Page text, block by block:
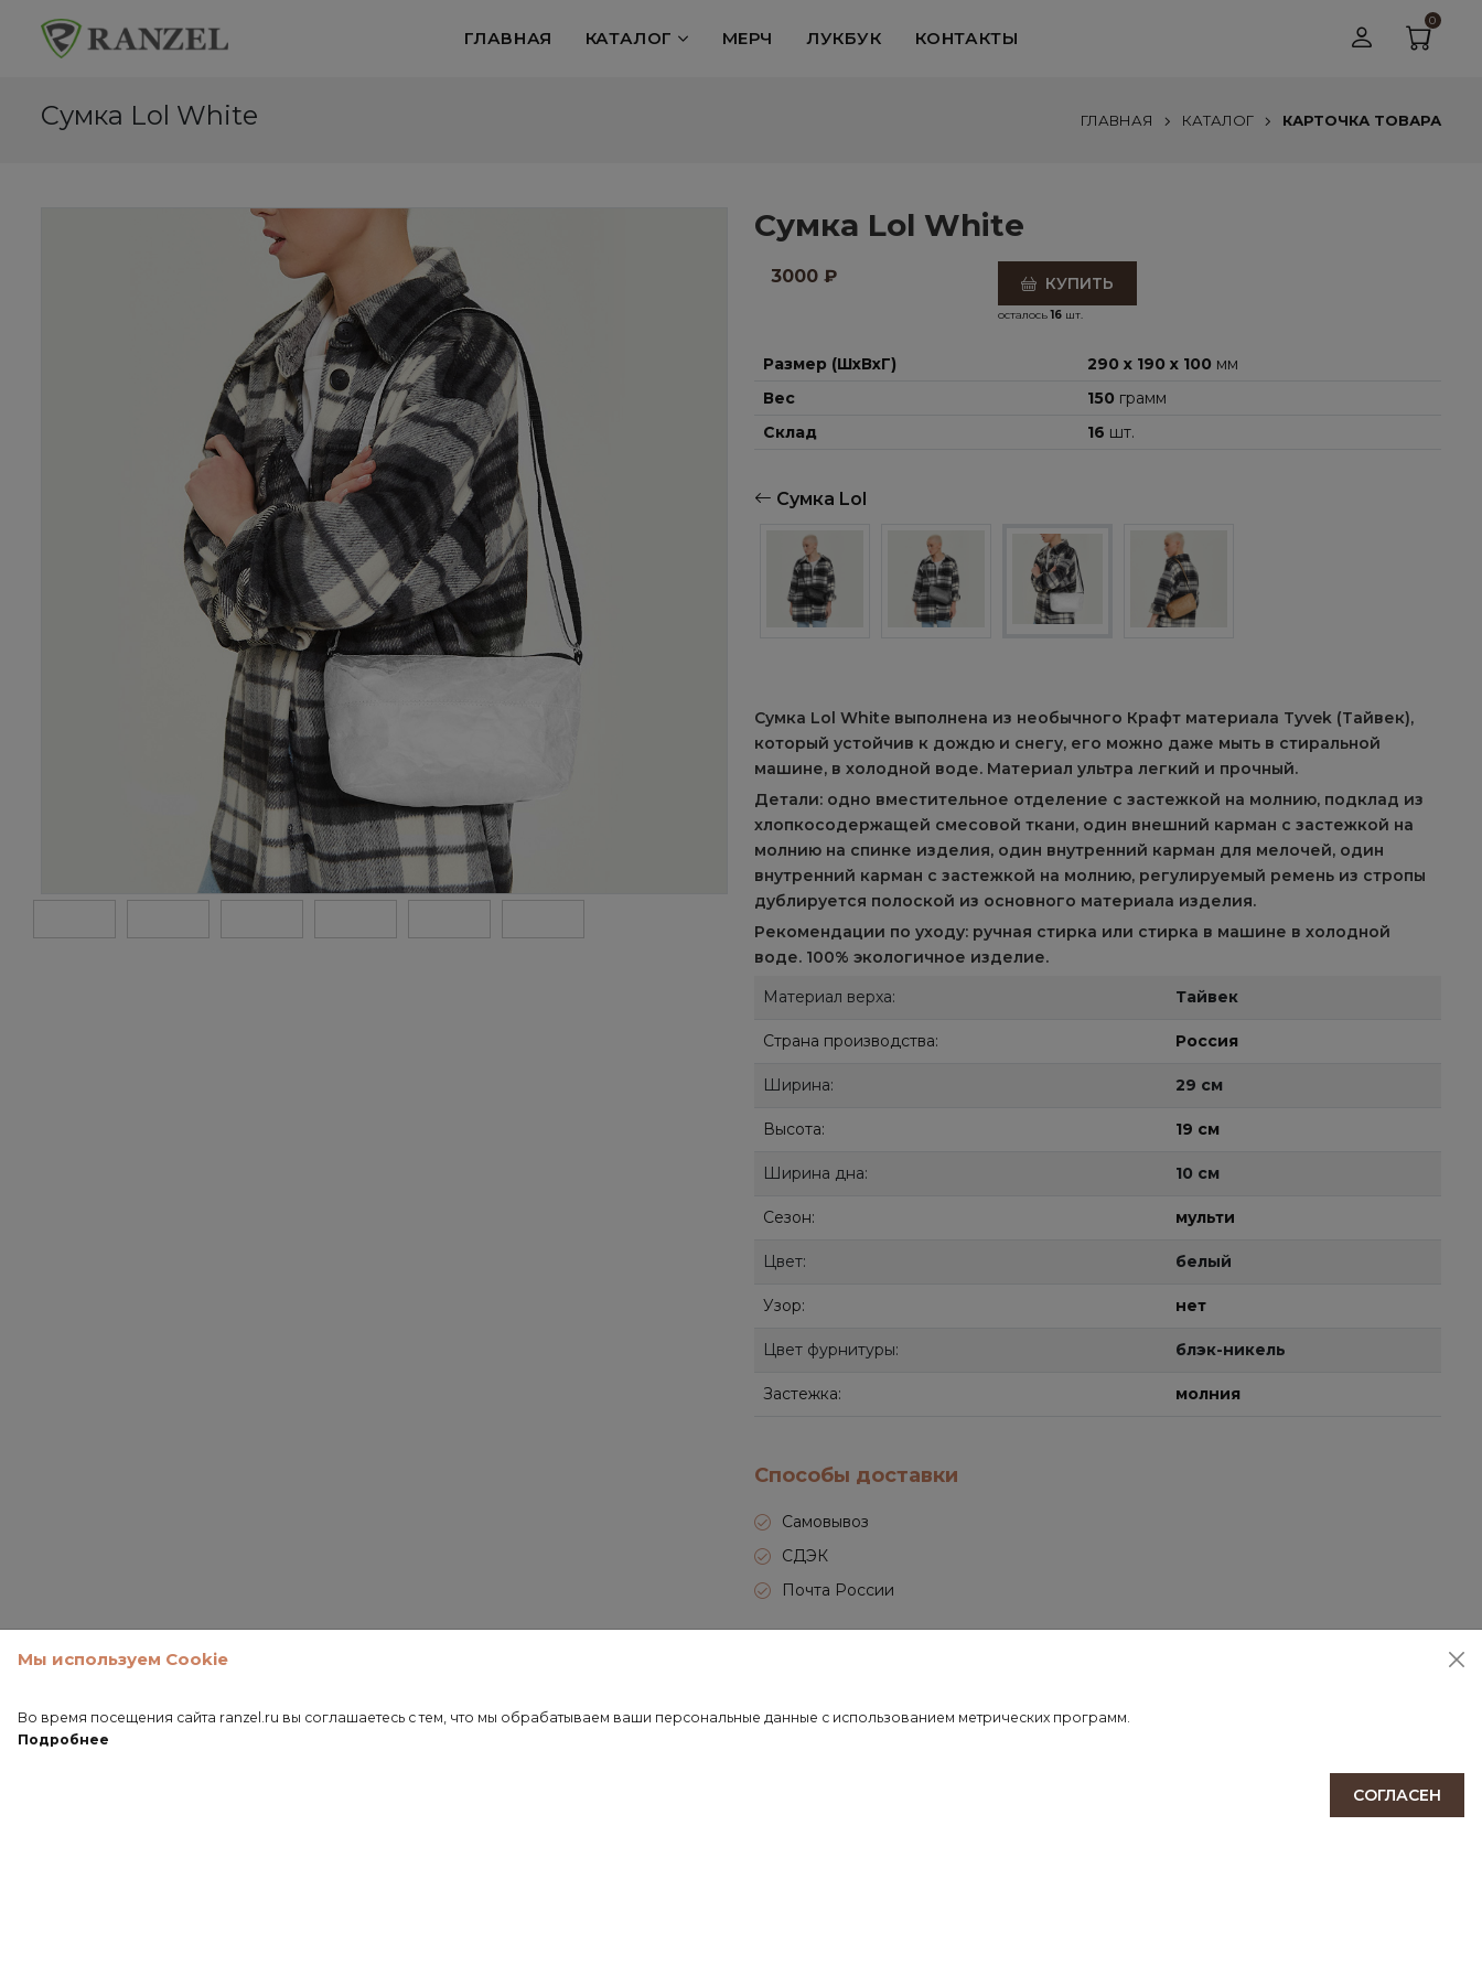
ГЛАВНАЯ КАТАЛОГ МЕРЧ ЛУКБУК КОНТАКТЫ
0
Сумка Lol White ГЛАВНАЯ КАТАЛОГ КАРТОЧКА ТОВАРА
Сумка Lol White
3000 ₽ КУПИТЬ
осталось16шт.
Размер (ШхВхГ) 290 x 190 x 100 мм
Вес
150 грамм
Склад
16 шт.
Сумка Lol
Сумка Lol White выполнена из необычного Крафт материала Tyvek (Тайвек),
который устойчив к дождю и снегу, его можно даже мыть в стиральной
машине, в холодной воде. Материал ультра легкий и прочный.
Детали: одно вместительное отделение с застежкой на молнию, подклад из
хлопкосодержащей смесовой ткани, один внешний карман с застежкой на
молнию на спинке изделия, один внутренний карман для мелочей, один
внутренний карман с застежкой на молнию, регулируемый ремень из стропы
дублируется полоской из основного материала изделия.
Рекомендации по уходу: ручная стирка или стирка в машине в холодной
воде. 100% экологичное изделие.
Материал верха:
Тайвек
Страна производства: Россия
Ширина: 29 см
Высота: 19 см
Ширина дна: 10 см
Сезон: мульти
Цвет: белый
Узор: нет
Цвет фурнитуры: блэк-никель
Застежка: молния
Способы доставки
Самовывоз
СДЭК
Почта России
Мы используем Cookie
Во время посещения сайта ranzel.ru вы соглашаетесь с тем, что мы обрабатываем ваши персональные данные с использованием метрических программ.
Подробнее
СОГЛАСЕН